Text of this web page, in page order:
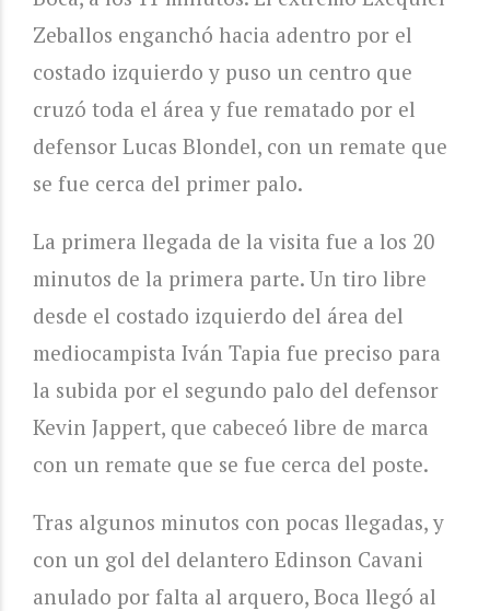
Zeballos enganchó hacia adentro por el
costado izquierdo y puso un centro que
cruzó toda el área y fue rematado por el
defensor Lucas Blondel, con un remate que
se fue cerca del primer palo.
La primera llegada de la visita fue a los 20
minutos de la primera parte. Un tiro libre
desde el costado izquierdo del área del
mediocampista Iván Tapia fue preciso para
la subida por el segundo palo del defensor
Kevin Jappert, que cabeceó libre de marca
con un remate que se fue cerca del poste.
Tras algunos minutos con pocas llegadas, y
con un gol del delantero Edinson Cavani
anulado por falta al arquero, Boca llegó al